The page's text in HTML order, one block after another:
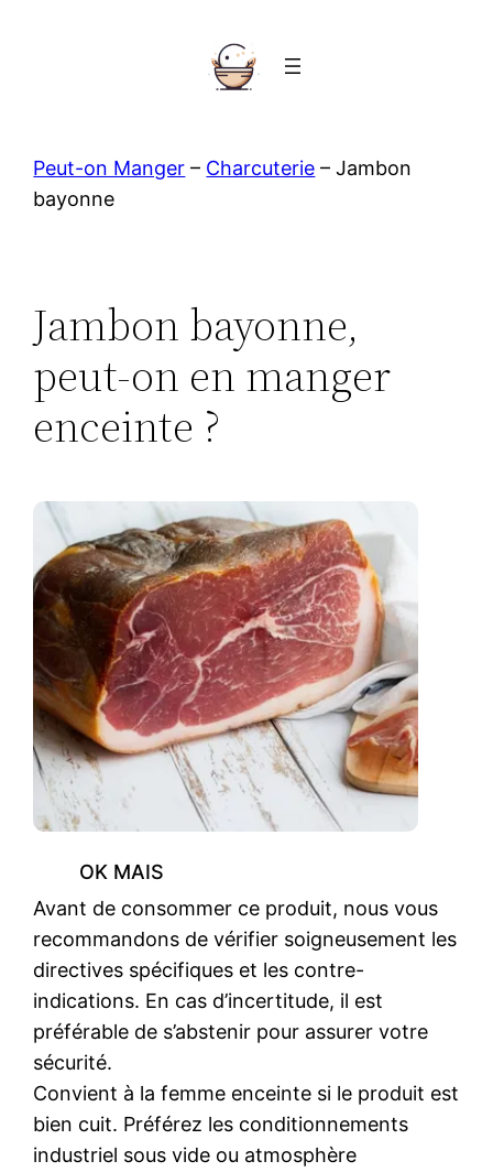
Peut-on Manger – Charcuterie –Jambon
bayonne
Jambon bayonne,
peut-on en manger
enceinte ?
OK MAIS
Avant de consommer ce produit, nous vous
recommandons de vérifier soigneusement les
directives spécifiques et les contre-
indications. En cas d’incertitude, il est
préférable de s’abstenir pour assurer votre
sécurité.
Convient à la femme enceinte si le produit est
bien cuit. Préférez les conditionnements
industriel sous vide ou atmosphère